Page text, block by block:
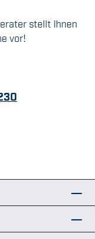
stellt Ihnen
vor!